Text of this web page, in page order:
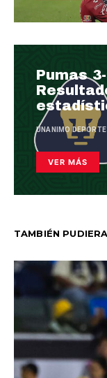
Pumas
UNANIMO
VER MÁS
TAMBIÉN